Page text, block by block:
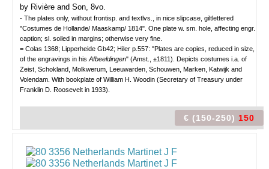
by Rivière and Son, 8vo.
- The plates only, without frontisp. and textlvs., in nice slipcase, giltlettered
"Costumes de Hollande/ Maaskamp/ 1814". One plate w. sm. hole, affecting engr.
caption; sl. soiled in margins; otherwise very fine.
= Colas 1368; Lipperheide Gb42; Hiler p.557: "Plates are copies, reduced in size,
of the engravings in his Afbeeldingen" (Amst., ±1811). Depicts costumes i.a. of
Zeist, Schokland, Molkwerum, Leeuwarden, Schouwen, Marken, Katwijk and
Volendam. With bookplate of William H. Woodin (Secretary of Treasury under
Franklin D. Roosevelt in 1933).
€ (150-250) 150